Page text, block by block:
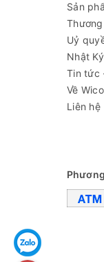
Khay
Khối
Sản
Uỷ
Nhật
Tin tức
Về
Liên hệ